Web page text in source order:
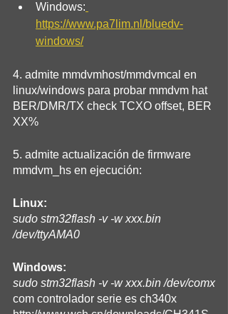
Windows:
https://www.pa7lim.nl/bluedv-
windows/
4. admite mmdvmhost/mmdvmcal en
linux/windows para probar mmdvm hat
BER/DMR/TX check TCXO offset, BER
XX%
5. admite actualización de firmware
mmdvm_hs en ejecución:
Linux:
sudo stm32flash -v -w xxx.bin
/dev/ttyAMA0
Windows:
sudo stm32flash -v -w xxx.bin /dev/comx
com controlador serie es ch340x